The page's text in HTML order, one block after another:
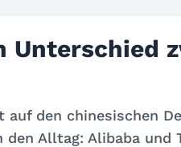
Unterschied
den chinesischen
Alltag: Alibaba und